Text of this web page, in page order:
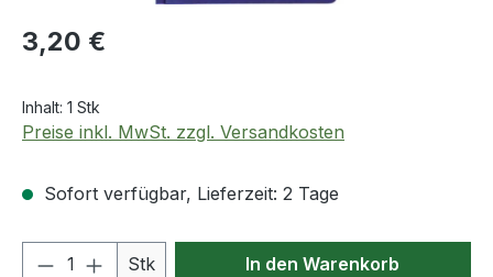
Regulärer Preis:
3,20 €
Inhalt: 1 Stk
Preise inkl. MwSt. zzgl. Versandkosten
Sofort verfügbar, Lieferzeit: 2 Tage
Produkt Anzahl: Gib den
Stk In den Warenkorb